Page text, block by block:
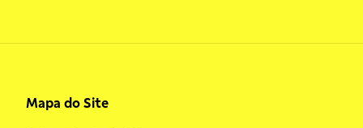
Mapa do Site